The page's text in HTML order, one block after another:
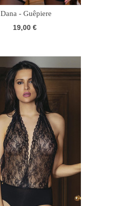
Dana - Guêpiere
19,00 €